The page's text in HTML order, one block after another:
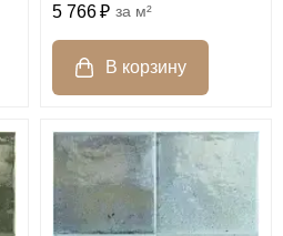
5 766 м²